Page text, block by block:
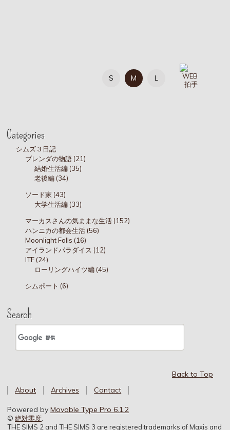
S M L
Categories
シムズ３日記
ブレンダの物語 (21)
結婚生活編 (35)
老後編 (34)
ソード家 (43)
大学生活編 (33)
マーカスさんの気ままな生活 (152)
ハンニカの都会生活 (56)
Moonlight Falls (16)
アイランドパラダイス (12)
ITF (24)
ローリングハイツ編 (45)
シムポート (6)
Search
Back to Top
About
Archives Contact
Powered byMovable Type Pro 6.1.2
©絶対零度
THE SIMS 2 and THE SIMS 3 are registered trademarks of Maxis and